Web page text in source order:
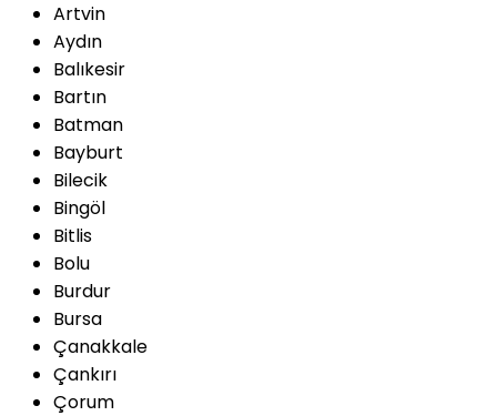
Artvin
Aydın
Balıkesir
Bartın
Batman
Bayburt
Bilecik
Bingöl
Bitlis
Bolu
Burdur
Bursa
Çanakkale
Çankırı
Çorum